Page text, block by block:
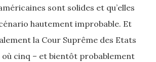
sont solides et qu’elles
hautement improbable. Et
la Cour Suprême des Etats
où cinq – et bientôt probablement